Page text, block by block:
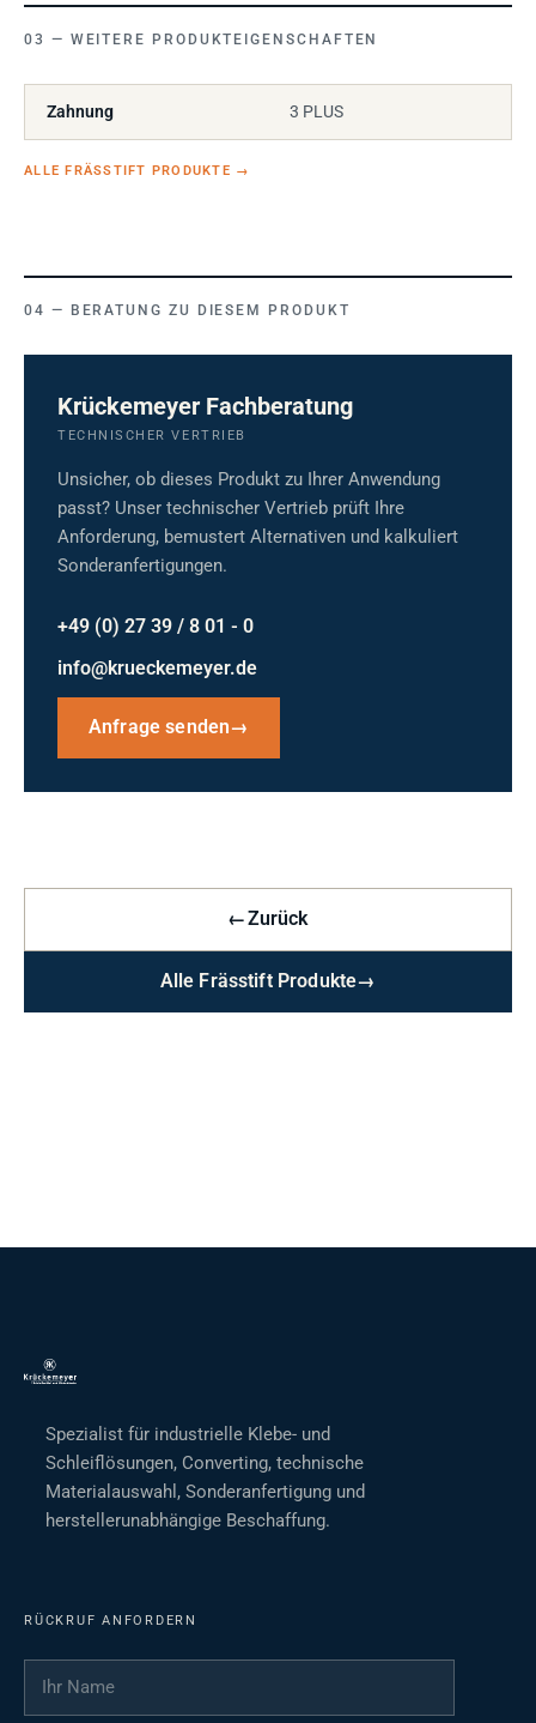
WEITERE PRODUKTEIGENSCHAFTEN
Zahnung 3 PLUS
ALLE FRÄSSTIFT PRODUKTE →
BERATUNG ZU DIESEM PRODUKT
Krückemeyer Fachberatung
TECHNISCHER VERTRIEB
Unsicher, ob dieses Produkt zu Ihrer Anwendung
passt? Unser technischer Vertrieb prüft Ihre
Anforderung, bemustert Alternativen und kalkuliert
Sonderanfertigungen.
+49 (0) 27 39 / 8 01 - 0
info@krueckemeyer.de
Anfrage senden→
←Zurück
Alle Frässtift Produkte→
Spezialist für industrielle Klebe- und
Schleiflösungen, Converting, technische
Materialauswahl, Sonderanfertigung und
herstellerunabhängige Beschaffung.
RÜCKRUF ANFORDERN
Ihr Name